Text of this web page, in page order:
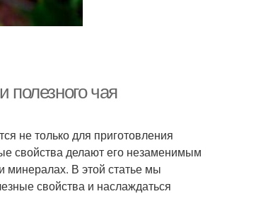
полезного чая
не только для приготовления
свойства делают его незаменимым
минералах. В этой статье мы
свойства и наслаждаться